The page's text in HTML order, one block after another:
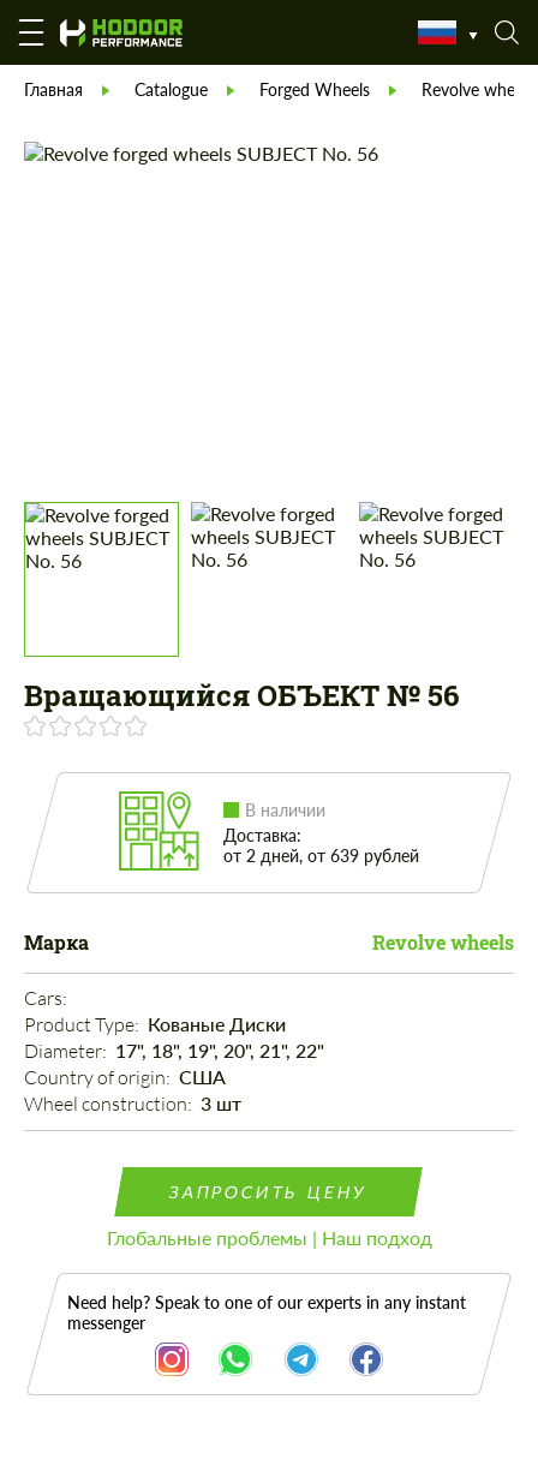
Главная Catalogue Forged Wheels Revolve wheels
Вращающийся ОБЪЕКТ № 56
В наличии
Доставка:
от 2 дней, от 639 рублей
Марка Revolve wheels
Cars:
Product Type: Кованые Диски
Diameter: 17", 18", 19", 20", 21", 22"
Country of origin: США
Wheel construction: 3 шт
ЗАПРОСИТЬ ЦЕНУ
Глобальные проблемы | Наш подход
Need help? Speak to one of our experts in any instant
messenger